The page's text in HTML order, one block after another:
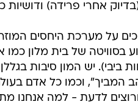
אחרי פרידה) ודושיות
על מערכת היחסים
של בית מלון כמו
ביבי). יש המון סיבות
המביך", וכמו כל אדם
ורוצים לדעת - למה אנחנו